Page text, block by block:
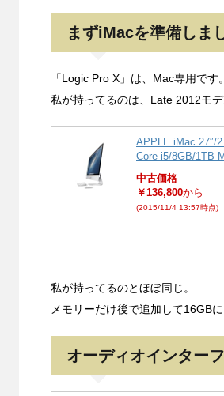
まずiMacを準備しま
「Logic Pro X」は、Mac専用です。
私が持ってるのは、Late 2012モ
APPLE iMac 27″/
Core i5/8GB/1TB
中古価格
￥136,800から
(2015/11/4 13:57時点)
私が持ってるのとほぼ同じ。
メモリーだけ後で追加して16GBに
オーディオインター